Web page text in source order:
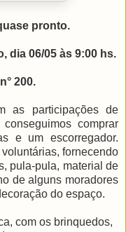
pronto.
dia 06/05 às 9:00 hs.
200.
as participações de
comprar
e um escorregador.
fornecendo
pula-pula, material de
de alguns moradores
do espaço.
com os brinquedos,